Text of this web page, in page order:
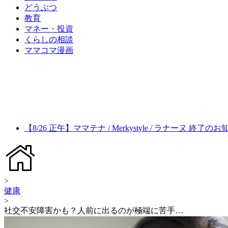
どうぶつ
教育
マネー・投資
くらしの相談
ママコマ漫画
【8/26 正午】ママテナ / Merkystyle / ラナーヌ 終了のお
>
健康
>
社交不安障害かも？人前に出るのが極端に苦手…